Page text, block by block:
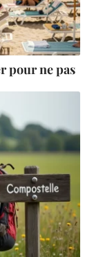
pour ne pas